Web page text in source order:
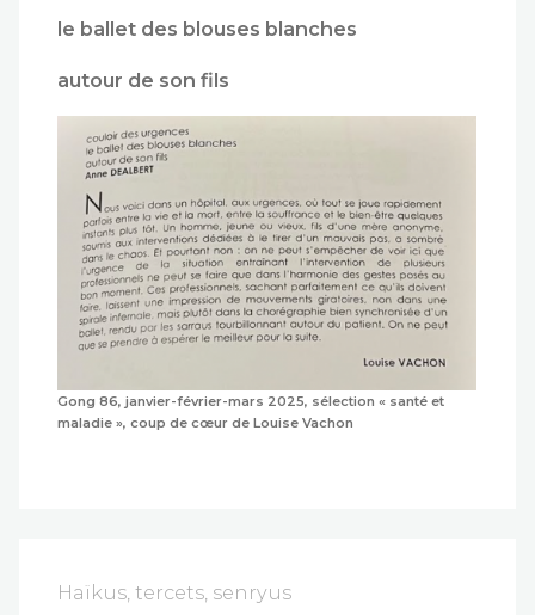
le ballet des blouses blanches
autour de son fils
Gong 86, janvier-février-mars 2025, sélection « santé et
maladie », coup de cœur de Louise Vachon
Haïkus, tercets, senryus